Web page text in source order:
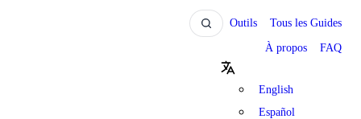
Outils Tous les Guides
À propos FAQ
English
Español